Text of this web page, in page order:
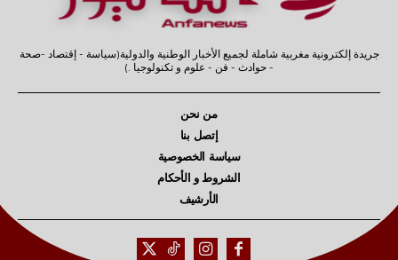
جريدة إلكترونية مغربية شاملة لجميع الأخبار الوطنية والدولية(سياسة - إقتصاد -صحة
- حوادث - فن - علوم و تكنولوجيا .)
من نحن
إتصل بنا
سياسة الخصوصية
الشروط و الأحكام
الأرشيف